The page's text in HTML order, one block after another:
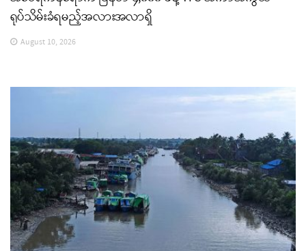
ရုပ်သိမ်းခံရမည့်အလားအလာရှိ
August 10, 2026